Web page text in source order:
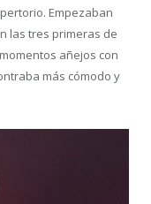
Empezaban
las tres primeras de
añejos con
más cómodo y